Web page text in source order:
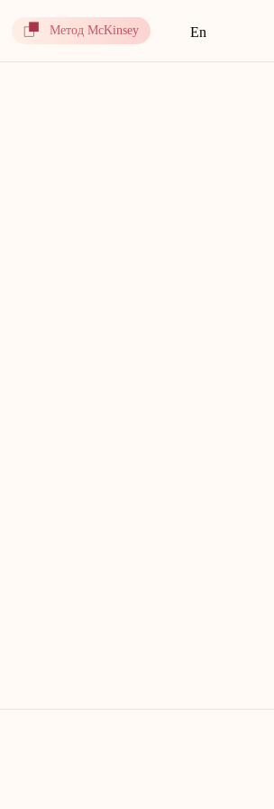
Метод McKinsey En